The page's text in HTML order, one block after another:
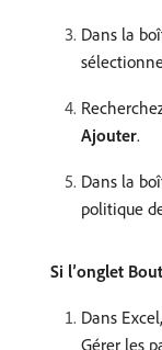
Dans la
Ajouter.
Dans la
politique
Si lʼonglet
Dans
Gérer les